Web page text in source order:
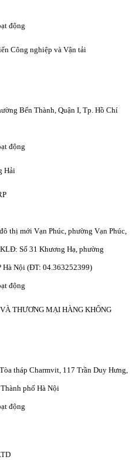
động
Công nghiệp và Vận tải
Bến Thành, Quận I, Tp. Hồ Chí
động
Hải
thị mới Vạn Phúc, phường Vạn Phúc,
Số 31 Khương Hạ, phường
Hà Nội (ĐT: 04.363252399)
động
THƯƠNG MẠI HÀNG KHÔNG
tháp Charmvit, 117 Trần Duy Hưng,
phố Hà Nội
động